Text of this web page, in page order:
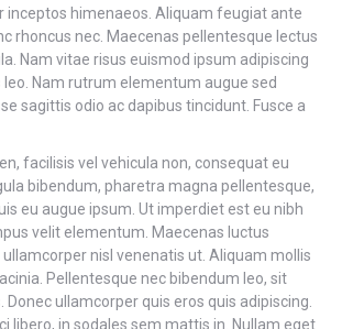
inceptos himenaeos. Aliquam feugiat ante
rhoncus nec. Maecenas pellentesque lectus
Nam vitae risus euismod ipsum adipiscing
Nam rutrum elementum augue sed
sagittis odio ac dapibus tincidunt. Fusce a
facilisis vel vehicula non, consequat eu
bibendum, pharetra magna pellentesque,
eu augue ipsum. Ut imperdiet est eu nibh
velit elementum. Maecenas luctus
nisl venenatis ut. Aliquam mollis
Pellentesque nec bibendum leo, sit
Donec ullamcorper quis eros quis adipiscing.
libero, in sodales sem mattis in. Nullam eget